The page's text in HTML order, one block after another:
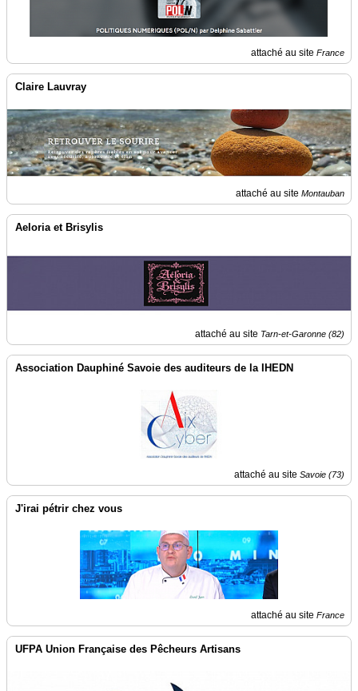
attaché au site France
Claire Lauvray
attaché au site Montauban
Aeloria et Brisylis
attaché au site Tarn-et-Garonne (82)
Association Dauphiné Savoie des auditeurs de la IHEDN
attaché au site Savoie (73)
J'irai pétrir chez vous
attaché au site France
UFPA Union Française des Pêcheurs Artisans